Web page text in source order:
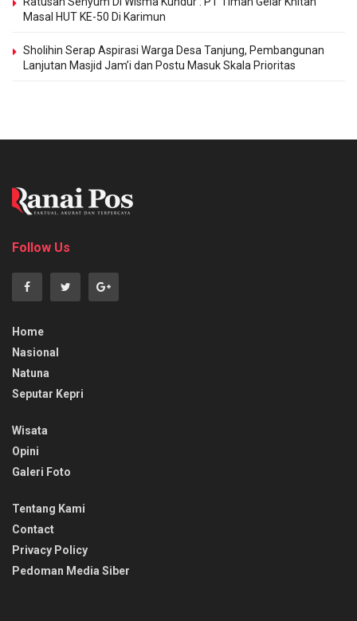
Masal HUT KE-50 Di Karimun
Sholihin Serap Aspirasi Warga Desa Tanjung, Pembangunan
Lanjutan Masjid Jam’i dan Postu Masuk Skala Prioritas
Follow Us
Home
Nasional
Natuna
Seputar Kepri
Wisata
Opini
Galeri Foto
Tentang Kami
Contact
Privacy Policy
Pedoman Media Siber